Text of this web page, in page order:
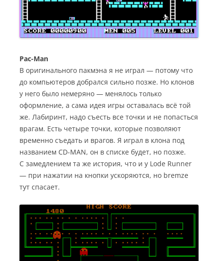
Pac-Man
В оригинального пакмэна я не играл — потому что
до компьютеров добрался сильно позже. Но клонов
у него было немеряно — менялось только
оформление, а сама идея игры оставалась всё той
же. Лабиринт, надо съесть все точки и не попасться
врагам. Есть четыре точки, которые позволяют
временно съедать и врагов. Я играл в клона под
названием CD-MAN, он в списке будет, но позже.
С замедлением та же история, что и у Lode Runner
— при нажатии на кнопки ускоряются, но bremze
тут спасает.